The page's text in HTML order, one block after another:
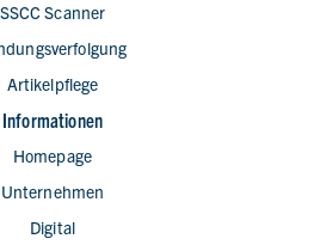
SSCC Scanner
Artikelpflege
Informationen
Homepage
Unternehmen
Digital